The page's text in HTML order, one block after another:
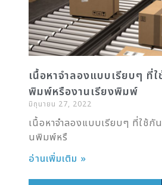
เนื้อหาจำลองแบบเรียบๆ ที่
พิมพ์หรืองานเรียงพิมพ์
มิถุนายน 27, 2022
เนื้อหาจำลองแบบเรียบๆ ที่ใช้กั
นพิมพ์หรื
อ่านเพิ่มเติม »